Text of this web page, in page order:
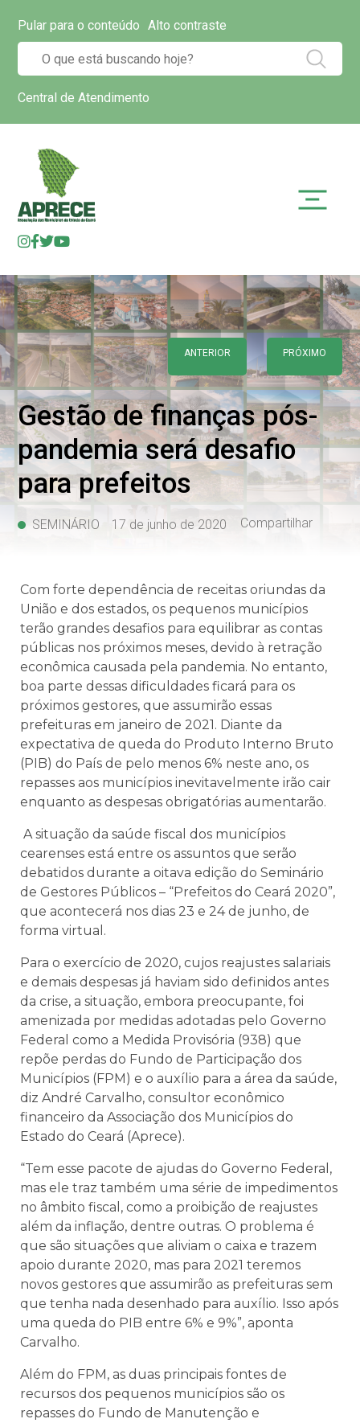
Pular para o conteúdo Alto contraste
Central de Atendimento
ANTERIOR PRÓXIMO
Gestão de finanças pós-
pandemia será desafio
para prefeitos
SEMINÁRIO 17 de junho de 2020 Compartilhar
Com forte dependência de receitas oriundas da
União e dos estados, os pequenos municípios
terão grandes desafios para equilibrar as contas
públicas nos próximos meses, devido à retração
econômica causada pela pandemia. No entanto,
boa parte dessas dificuldades ficará para os
próximos gestores, que assumirão essas
prefeituras em janeiro de 2021. Diante da
expectativa de queda do Produto Interno Bruto
(PIB) do País de pelo menos 6% neste ano, os
repasses aos municípios inevitavelmente irão cair
enquanto as despesas obrigatórias aumentarão.
A situação da saúde fiscal dos municípios
cearenses está entre os assuntos que serão
debatidos durante a oitava edição do Seminário
de Gestores Públicos – “Prefeitos do Ceará 2020”,
que acontecerá nos dias 23 e 24 de junho, de
forma virtual.
Para o exercício de 2020, cujos reajustes salariais
e demais despesas já haviam sido definidos antes
da crise, a situação, embora preocupante, foi
amenizada por medidas adotadas pelo Governo
Federal como a Medida Provisória (938) que
repõe perdas do Fundo de Participação dos
Municípios (FPM) e o auxílio para a área da saúde,
diz André Carvalho, consultor econômico
financeiro da Associação dos Municípios do
Estado do Ceará (Aprece).
“Tem esse pacote de ajudas do Governo Federal,
mas ele traz também uma série de impedimentos
no âmbito fiscal, como a proibição de reajustes
além da inflação, dentre outras. O problema é
que são situações que aliviam o caixa e trazem
apoio durante 2020, mas para 2021 teremos
novos gestores que assumirão as prefeituras sem
que tenha nada desenhado para auxílio. Isso após
uma queda do PIB entre 6% e 9%”, aponta
Carvalho.
Além do FPM, as duas principais fontes de
recursos dos pequenos municípios são os
repasses do Fundo de Manutenção e